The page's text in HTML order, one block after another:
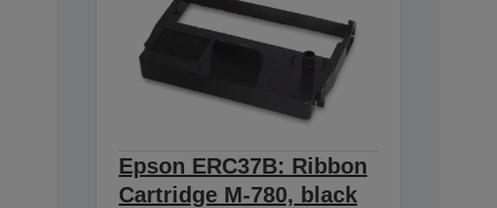
Epson ERC37B: Ribbon
Cartridge M-780, black